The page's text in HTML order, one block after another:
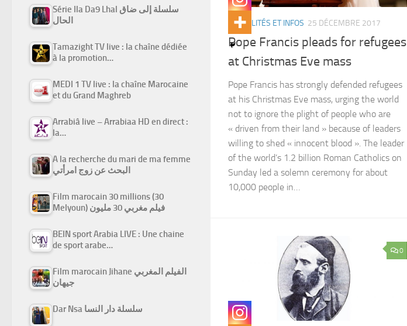
ACTUALITÉS ET INFOS 25 DÉCEMBRE 2017
Pope Francis pleads for refugees
at Christmas Eve mass
Pope Francis has strongly defended refugees
at his Christmas Eve mass, urging the world
not to ignore the plight of people who are
« driven from their land » because of leaders
willing to shed « innocent blood ». The leader
of the world’s 1.2 billion Roman Catholics on
Sunday led a solemn ceremony for about
10,000 people in…
0
Série Ila Da9 Lhal سلسلة إلى ضاق
الحال
Tamazight TV live : la chaîne dédiée
à la promotion…
MEDI 1 TV live : la chaîne Marocaine
et du Grand Maghreb
Arrabiâ live – Arrabiaa HD en direct :
la…
A la recherche du mari de ma femme
البحث عن زوج امرأتي
Film marocain 30 millions (30
Melyoun) فيلم مغربي 30 مليون
BEIN sport Arabia LIVE : Une chaine
de sport arabe…
Film marocain Jihane الفيلم المغربي
جيهان
Dar Nsa سلسلة دار النسا